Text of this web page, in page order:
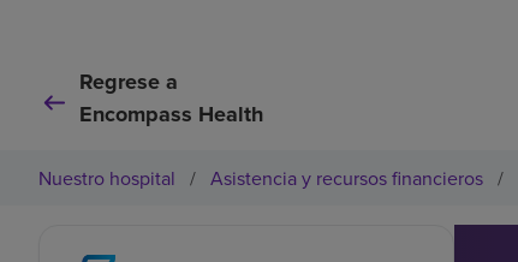
Regrese a
Encompass Health
Nuestro hospital / Asistencia y recursos financieros /